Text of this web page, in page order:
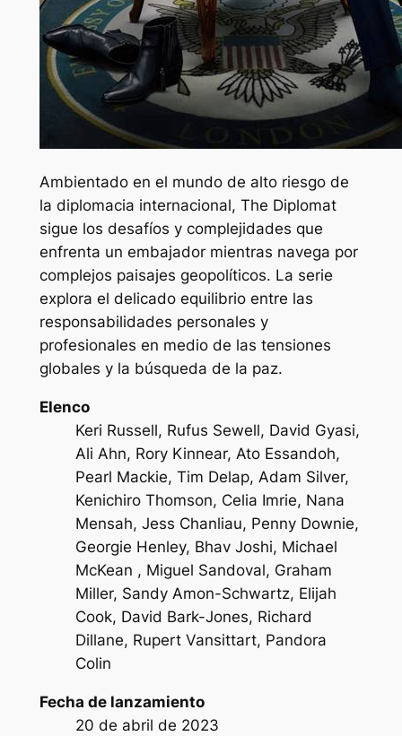
Ambientado en el mundo de alto riesgo de
la diplomacia internacional, The Diplomat
sigue los desafíos y complejidades que
enfrenta un embajador mientras navega por
complejos paisajes geopolíticos. La serie
explora el delicado equilibrio entre las
responsabilidades personales y
profesionales en medio de las tensiones
globales y la búsqueda de la paz.
Elenco
Keri Russell, Rufus Sewell, David Gyasi,
Ali Ahn, Rory Kinnear, Ato Essandoh,
Pearl Mackie, Tim Delap, Adam Silver,
Kenichiro Thomson, Celia Imrie, Nana
Mensah, Jess Chanliau, Penny Downie,
Georgie Henley, Bhav Joshi, Michael
McKean , Miguel Sandoval, Graham
Miller, Sandy Amon-Schwartz, Elijah
Cook, David Bark-Jones, Richard
Dillane, Rupert Vansittart, Pandora
Colin
Fecha de lanzamiento
20 de abril de 2023